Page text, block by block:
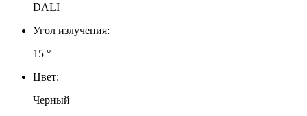
DALI
Угол излучения:
15 °
Цвет:
Черный